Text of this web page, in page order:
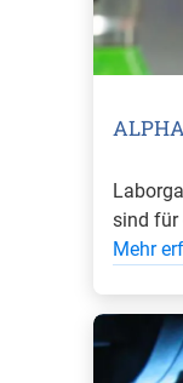
sind für
Mehr